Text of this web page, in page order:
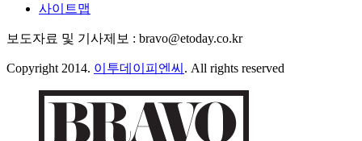
사이트맵
보도자료 및 기사제보 : bravo@etoday.co.kr
Copyright 2014. 이투데이피엔씨 . All rights reserved